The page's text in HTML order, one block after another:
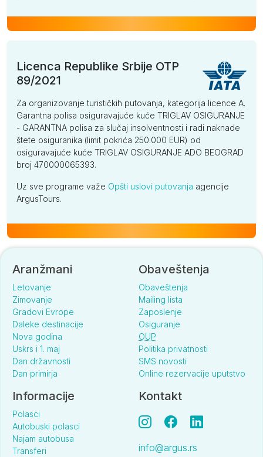
Licenca Republike Srbije OTP
89/2021
Za organizovanje turističkih putovanja, kategorija licence A.
Garantna polisa osiguravajuće kuće TRIGLAV OSIGURANJE
- GARANTNA polisa za slučaj insolventnosti i radi naknade
štete osiguranika (limit pokrića 250.000 EUR) od
osiguravajuće kuće TRIGLAV OSIGURANJE ADO BEOGRAD
broj 470000065393.
Uz sve programe važe Opšti uslovi putovanja agencije
ArgusTours.
Aranžmani
Letovanje
Zimovanje
Gradovi Evrope
Daleke destinacije
Nova godina
Uskrs i 1. maj
Dan državnosti
Dan primirja
Obaveštenja
Obaveštenja
Mailing lista
Zaposlenje
Osiguranje
OUP
Politika privatnosti
SMS novosti
Online rezervacije uputstvo
Informacije
Polasci
Autobuski polasci
Najam autobusa
Transferi
Kontakt
info@argus.rs